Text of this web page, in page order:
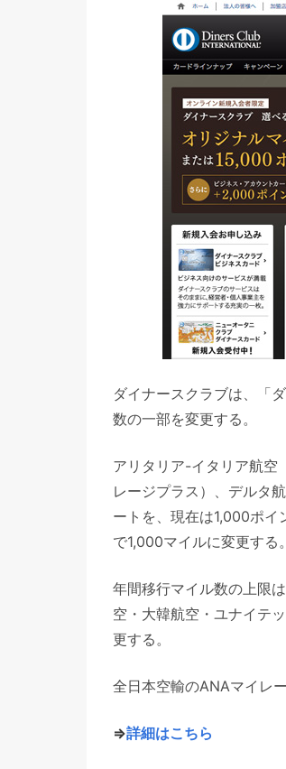
ダイナースクラブは、「
数の一部を変更する。
アリタリア-イタリア航空
レージプラス）、デルタ
ートを、現在は1,000ポ
で1,000マイルに変更する。
年間移行マイル数の上限
空・大韓航空・ユナイテ
更する。
全日本空輸のANAマイレ
⇒詳細はこちら